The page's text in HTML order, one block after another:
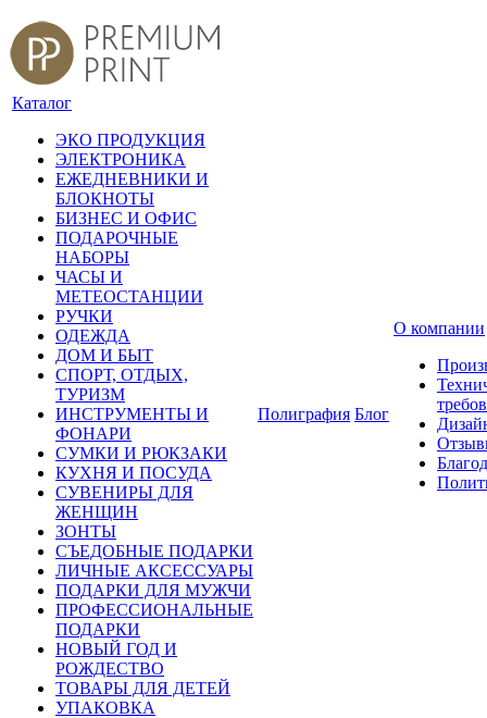
Каталог
ЭКО ПРОДУКЦИЯ
ЭЛЕКТРОНИКА
ЕЖЕДНЕВНИКИ И
БЛОКНОТЫ
БИЗНЕС И ОФИС
ПОДАРОЧНЫЕ
НАБОРЫ
ЧАСЫ И
МЕТЕОСТАНЦИИ
РУЧКИ
ОДЕЖДА
ДОМ И БЫТ
СПОРТ, ОТДЫХ,
ТУРИЗМ
ИНСТРУМЕНТЫ И
ФОНАРИ
СУМКИ И РЮКЗАКИ
КУХНЯ И ПОСУДА
СУВЕНИРЫ ДЛЯ
ЖЕНЩИН
ЗОНТЫ
СЪЕДОБНЫЕ ПОДАРКИ
ЛИЧНЫЕ АКСЕССУАРЫ
ПОДАРКИ ДЛЯ МУЖЧИ
ПРОФЕССИОНАЛЬНЫЕ
ПОДАРКИ
НОВЫЙ ГОД И
РОЖДЕСТВО
ТОВАРЫ ДЛЯ ДЕТЕЙ
УПАКОВКА
Полиграфия Блог
О компании